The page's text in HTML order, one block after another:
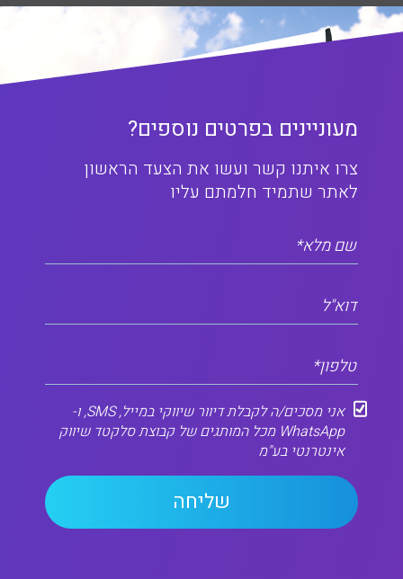
מעוניינים בפרטים נוספים?
צרו איתנו קשר ועשו את הצעד הראשון
לאתר שתמיד חלמתם עליו
שם מלא*
דוא"ל
טלפון*
אני מסכים/ה לקבלת דיוור שיווקי במייל, SMS, ו-
WhatsApp מכל המותגים של קבוצת סלקטד שיווק
אינטרנטי בע"מ